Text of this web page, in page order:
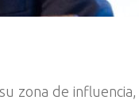
zona de